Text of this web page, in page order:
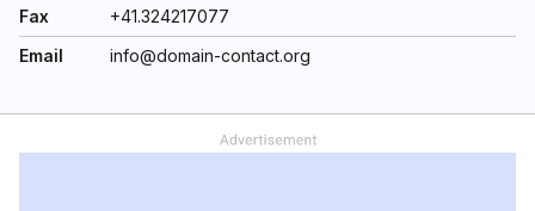
Fax
+41.324217077
Email
info@domain-contact.org